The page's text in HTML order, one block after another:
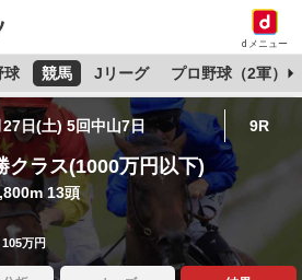
dメニュー
球 競馬 Jリーグ プロ野球（2軍）
日(土) 5回中山7日 9R
クラス(1000万円以下)
13頭
万円